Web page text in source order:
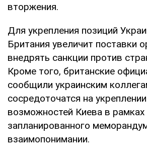
вторжения.
Для укрепления позиций
Британия увеличит поставки
внедрять санкции против
Кроме того, британские
сообщили украинским
сосредоточатся на
возможностей Киева в рамках
запланированного
взаимопонимании.